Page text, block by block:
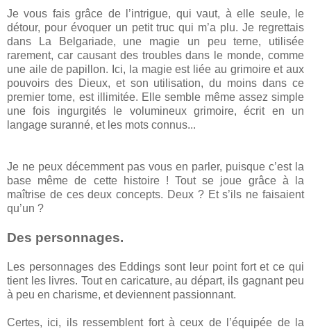
Je vous fais grâce de l’intrigue, qui vaut, à elle seule, le
détour, pour évoquer un petit truc qui m’a plu. Je regrettais
dans La Belgariade, une magie un peu terne, utilisée
rarement, car causant des troubles dans le monde, comme
une aile de papillon. Ici, la magie est liée au grimoire et aux
pouvoirs des Dieux, et son utilisation, du moins dans ce
premier tome, est illimitée. Elle semble même assez simple
une fois ingurgités le volumineux grimoire, écrit en un
langage suranné, et les mots connus...
Je ne peux décemment pas vous en parler, puisque c’est la
base même de cette histoire ! Tout se joue grâce à la
maîtrise de ces deux concepts. Deux ? Et s’ils ne faisaient
qu’un ?
Des personnages.
Les personnages des Eddings sont leur point fort et ce qui
tient les livres. Tout en caricature, au départ, ils gagnant peu
à peu en charisme, et deviennent passionnant.
Certes, ici, ils ressemblent fort à ceux de l’équipée de la